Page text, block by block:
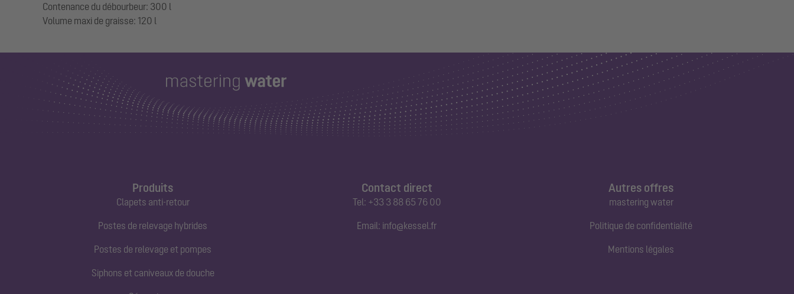
Contenance du débourbeur: 300 l
Produits
Clapets anti-retour
Postes de relevage hybrides
Postes de relevage et pompes
Siphons et caniveaux de douche
Contact direct
Tel: +33 3 88 65 76 00
Email: info@kessel.fr
Autres offres
mastering water
Politique de confidentialité
Mentions légales